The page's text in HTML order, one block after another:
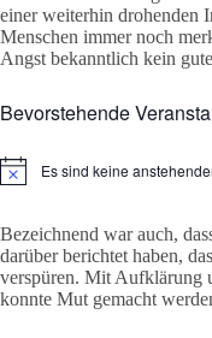
einer weiterhin drohenden
Menschen immer noch
Angst bekanntlich kein
Bevorstehende
H
w
e
i
s
Es sind keine
Bezeichnend war auch,
darüber berichtet haben,
verspüren. Mit Aufklärung
konnte Mut gemacht